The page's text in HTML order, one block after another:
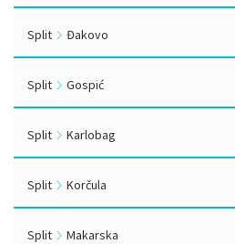
Split Đakovo
Split Gospić
Split Karlobag
Split Korčula
Split Makarska